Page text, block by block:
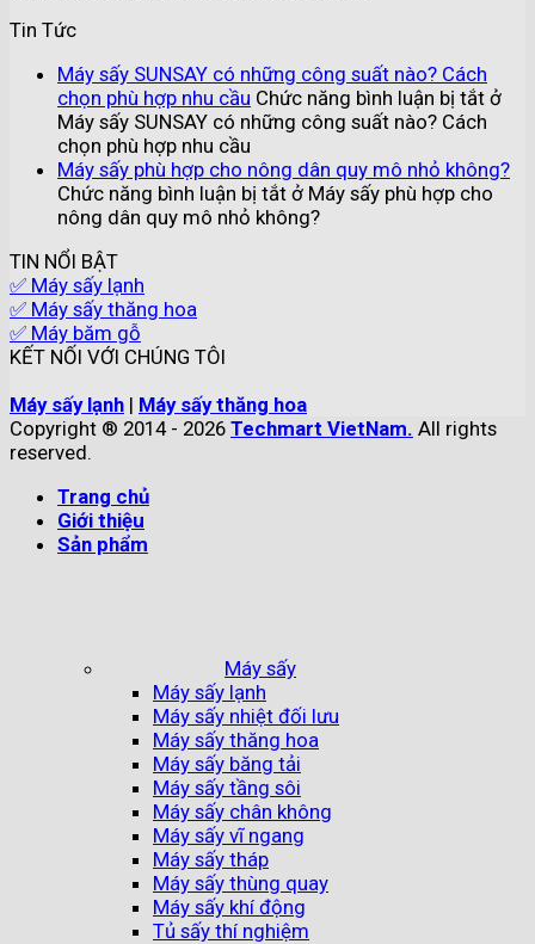
Tin Tức
Máy sấy SUNSAY có những công suất nào? Cách
chọn phù hợp nhu cầu Chức năng bình luận bị tắt ở
Máy sấy SUNSAY có những công suất nào? Cách
chọn phù hợp nhu cầu
Máy sấy phù hợp cho nông dân quy mô nhỏ không?
Chức năng bình luận bị tắt ở Máy sấy phù hợp cho
nông dân quy mô nhỏ không?
TIN NỔI BẬT
✅ Máy sấy lạnh
✅ Máy sấy thăng hoa
✅ Máy băm gỗ
KẾT NỐI VỚI CHÚNG TÔI
Máy sấy lạnh | Máy sấy thăng hoa
Copyright ® 2014 - 2026 Techmart VietNam. All rights
reserved.
Trang chủ
Giới thiệu
Sản phẩm
Máy sấy
Máy sấy lạnh
Máy sấy nhiệt đối lưu
Máy sấy thăng hoa
Máy sấy băng tải
Máy sấy tầng sôi
Máy sấy chân không
Máy sấy vĩ ngang
Máy sấy tháp
Máy sấy thùng quay
Máy sấy khí động
Tủ sấy thí nghiệm